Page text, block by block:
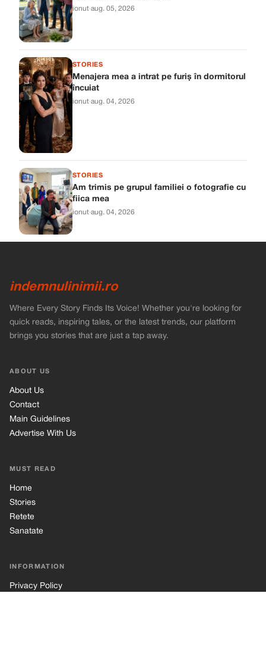
ionut·aug. 05, 2026
STORIES
Menajera mea a intrat pe furiș în dormitorul
încuiat
ionut·aug. 04, 2026
STORIES
Am trimis pe grupul familiei o fotografie cu
fiica mea
ionut·aug. 04, 2026
indemnulinimii.ro
Where Every Story Finds Its Voice! Whether you're looking for
quick reads, inspiring tales, or the latest trends, our platform
brings you stories that are just a tap away.
ABOUT US
About Us
Contact
Main Guidelines
Advertise With Us
MUST READ
Home
Stories
Retete
Sanatate
INFORMATION
Privacy Policy